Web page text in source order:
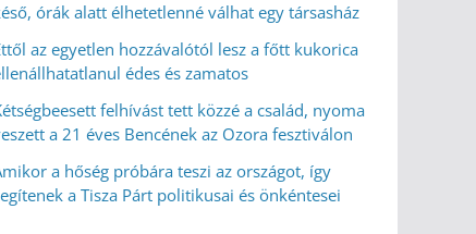
órák alatt élhetetlenné válhat egy társasház
az egyetlen hozzávalótól lesz a főtt kukorica
édes és zamatos
felhívást tett közzé a család, nyoma
a 21 éves Bencének az Ozora fesztiválon
a hőség próbára teszi az országot, így
a Tisza Párt politikusai és önkéntesei